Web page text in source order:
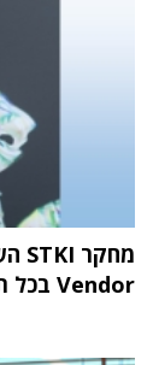
Vendor בכל תחומי שוק ה-IT